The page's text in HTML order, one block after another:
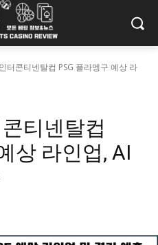
터콘티넨탈컵 PSG 플라멩구 예상 라
티넨탈컵
상 라인업, AI